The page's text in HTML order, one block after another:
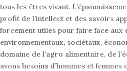
tous les êtres vivant.
profit de l’intellect et des savoirs
forcement utiles pour faire face aux
environnementaux, sociétaux,
domaine de l’agro alimentaire, de
avons besoins d’hommes et